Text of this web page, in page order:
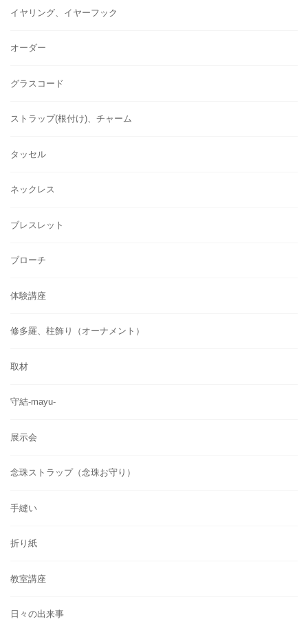
イヤリング、イヤーフック
オーダー
グラスコード
ストラップ(根付け)、チャーム
タッセル
ネックレス
ブレスレット
ブローチ
体験講座
修多羅、柱飾り（オーナメント）
取材
守結-mayu-
展示会
念珠ストラップ（念珠お守り）
手縫い
折り紙
教室講座
日々の出来事